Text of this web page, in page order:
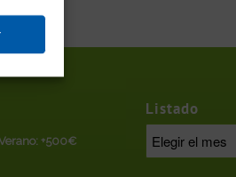
+500€
Listado